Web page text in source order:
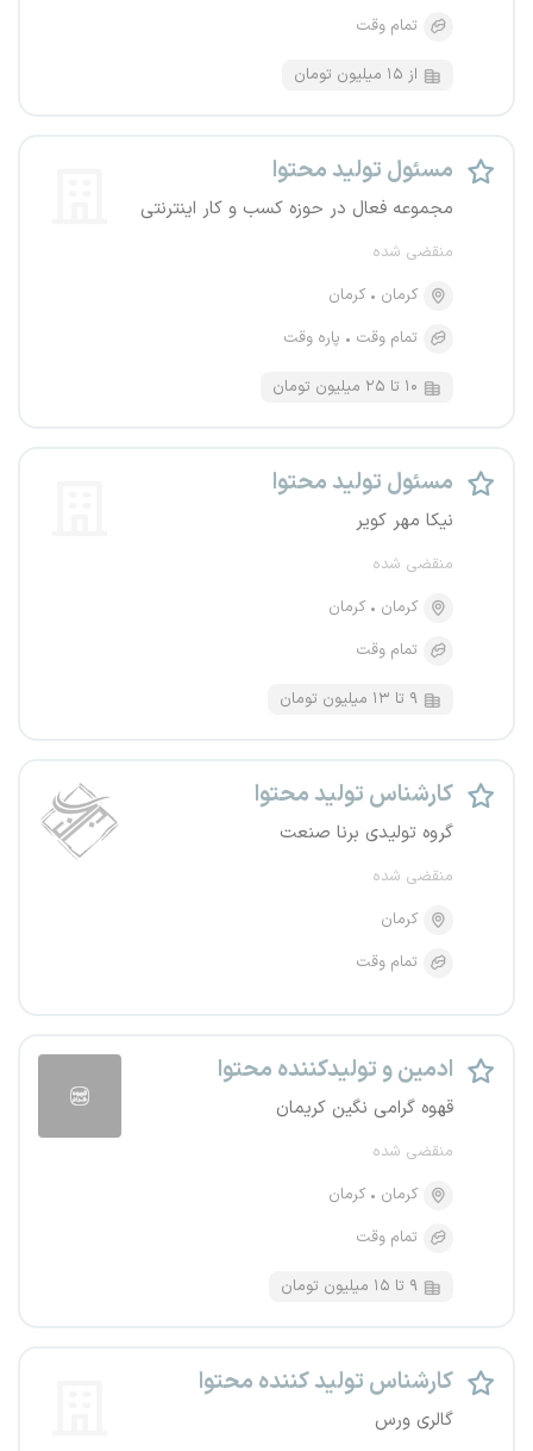
تمام وقت
از ۱۵ میلیون تومان
مسئول تولید محتوا
مجموعه فعال در حوزه کسب و کار اینترنتی
منقضی شده
کرمان
کرمان
تمام وقت
پاره وقت
۱۰ تا ۲۵ میلیون تومان
مسئول تولید محتوا
نیکا مهر کویر
منقضی شده
کرمان
کرمان
تمام وقت
۹ تا ۱۳ میلیون تومان
کارشناس تولید محتوا
گروه تولیدی برنا صنعت
منقضی شده
کرمان
تمام وقت
ادمین و تولیدکننده محتوا
قهوه گرامی نگین کریمان
منقضی شده
کرمان
کرمان
تمام وقت
۹ تا ۱۵ میلیون تومان
کارشناس تولید کننده محتوا
گالری ورس